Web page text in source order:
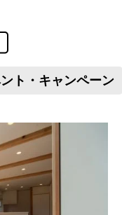
ト・キャンペーン